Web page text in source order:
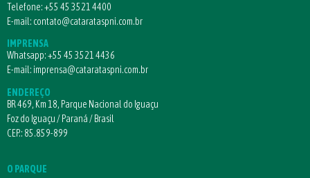
Telefone:+55 45 3521 4400
E-mail: contato@catarataspni.com.br
IMPRENSA
Whatsapp:+55 45 3521 4436
E-mail: imprensa@catarataspni.com.br
ENDEREÇO
BR 469, Km 18, Parque Nacional do Iguaçu
Foz do Iguaçu / Paraná / Brasil
CEP.: 85.859-899
O PARQUE